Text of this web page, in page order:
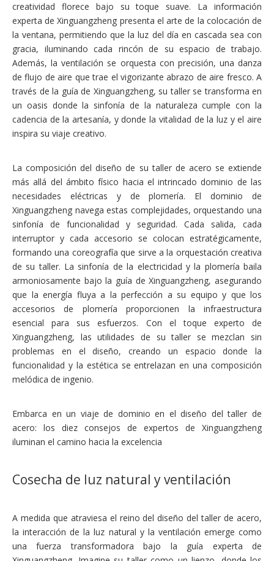
creatividad florece bajo su toque suave. La información
experta de Xinguangzheng presenta el arte de la colocación de
la ventana, permitiendo que la luz del día en cascada sea con
gracia, iluminando cada rincón de su espacio de trabajo.
Además, la ventilación se orquesta con precisión, una danza
de flujo de aire que trae el vigorizante abrazo de aire fresco. A
través de la guía de Xinguangzheng, su taller se transforma en
un oasis donde la sinfonía de la naturaleza cumple con la
cadencia de la artesanía, y donde la vitalidad de la luz y el aire
inspira su viaje creativo.
La composición del diseño de su taller de acero se extiende
más allá del ámbito físico hacia el intrincado dominio de las
necesidades eléctricas y de plomería. El dominio de
Xinguangzheng navega estas complejidades, orquestando una
sinfonía de funcionalidad y seguridad. Cada salida, cada
interruptor y cada accesorio se colocan estratégicamente,
formando una coreografía que sirve a la orquestación creativa
de su taller. La sinfonía de la electricidad y la plomería baila
armoniosamente bajo la guía de Xinguangzheng, asegurando
que la energía fluya a la perfección a su equipo y que los
accesorios de plomería proporcionen la infraestructura
esencial para sus esfuerzos. Con el toque experto de
Xinguangzheng, las utilidades de su taller se mezclan sin
problemas en el diseño, creando un espacio donde la
funcionalidad y la estética se entrelazan en una composición
melódica de ingenio.
Embarca en un viaje de dominio en el diseño del taller de
acero: los diez consejos de expertos de Xinguangzheng
iluminan el camino hacia la excelencia
Cosecha de luz natural y ventilación
A medida que atraviesa el reino del diseño del taller de acero,
la interacción de la luz natural y la ventilación emerge como
una fuerza transformadora bajo la guía experta de